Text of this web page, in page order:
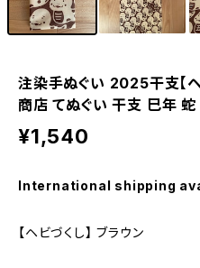
注染手ぬぐい 2025干支【
商店 てぬぐい 干支 巳年
¥1,540
International shipping
【ヘビづくし】 ブラウン